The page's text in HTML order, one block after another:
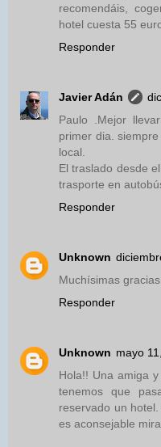
recomendáis,
hotel cuesta 55
Responder
Javier Adán
Paulo .Mejor
primer dia.
local.
El traslado desde
trasporte en
Responder
Unknown
Muchísimas
Responder
Unknown mayo
Hola!! Una amiga
tenemos que
reservado un
es aconsejable